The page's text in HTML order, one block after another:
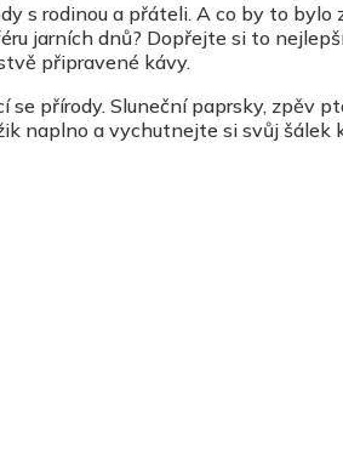
s rodinou a přáteli. A co by to bylo
jarních dnů? Dopřejte si to
připravené kávy.
se přírody. Sluneční paprsky, zpěv
naplno a vychutnejte si svůj